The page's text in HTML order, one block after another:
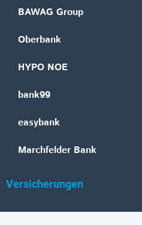
BAWAG Group
Oberbank
HYPO NOE
bank99
easybank
Marchfelder Bank
Versicherungen